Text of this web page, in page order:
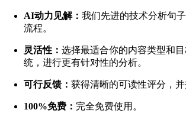
AI动力见解： 我们先进的技术分析句
流程。
灵活性： 选择最适合你的内容类型和
统，进行更有针对性的分析。
可行反馈： 获得清晰的可读性评分，并
100%免费： 完全免费使用。